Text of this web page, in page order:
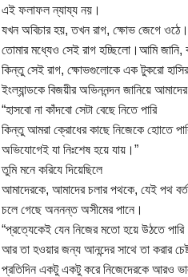
এই ফলাফল ন্যায্য নয়।
যখন অবিচার হয়, তখন রাগ, ক্ষোভ জেগে
তোমার মধ্যেও সেই রাগ হচ্ছিলো।আমি জানি,
কিন্তু সেই রাগ, ক্ষোভগুলোকে এক টুকরো হাসির
ইংল্যান্ডকে বিজয়ীর অভিননন্দন জানিয়ে
“হাসবো না কাঁদবো সেটা বেছে নিতে পারি
কিন্তু আমরা ক্রোধের কাছে নিজেকে হাোতে
অভিযোগেই যা নিঃশেষ হয়ে যায়।”
তুমি মনে করিযে দিয়েছিলে
আমাদেরকে, আমাদের চলার পথকে, যেই পথ
চলে গেছে অননন্ত অসীমের পানে।
“প্রত্যেকেই যেন নিজের মতো হয়ে উঠতে
আর তা হওয়ার জন্য আনন্দের সাথে তা করার
প্রতিদিন একটু একটু করে নিজেদেরকে আরও